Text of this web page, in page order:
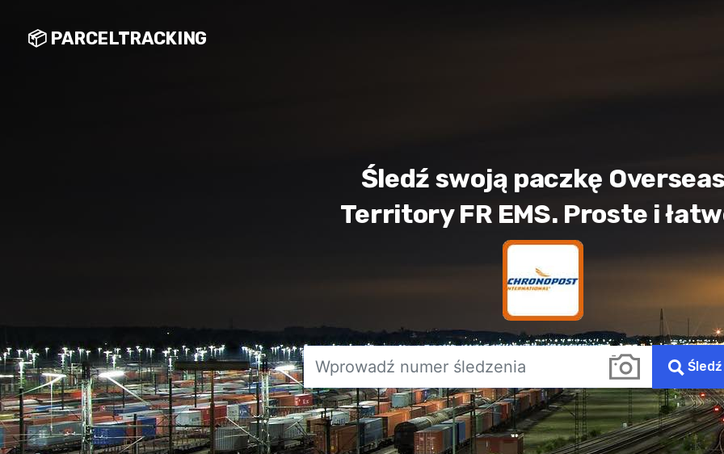
📦 PARCELTRACKING
Śledź swoją paczkę Overseas
Territory FR EMS. Proste i